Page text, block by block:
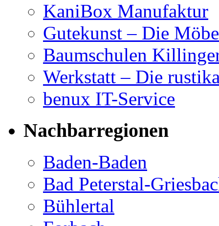
KaniBox Manufaktur
Gutekunst – Die
Baumschulen
Werkstatt – Die
benux IT-Service
Nachbarregionen
Baden-Baden
Bad Peterstal-
Bühlertal